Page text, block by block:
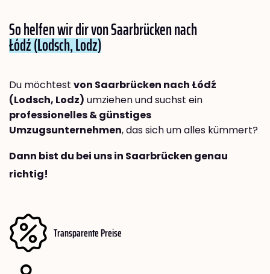
So helfen wir dir von Saarbrücken nach
Łódź (Lodsch, Lodz)
Du möchtest von Saarbrücken nach Łódź
(Lodsch, Lodz) umziehen und suchst ein
professionelles & günstiges
Umzugsunternehmen, das sich um alles kümmert?
Dann bist du bei uns in Saarbrücken genau
richtig!
Transparente Preise